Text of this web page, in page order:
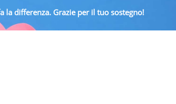
la differenza. Grazie per il tuo sostegno!